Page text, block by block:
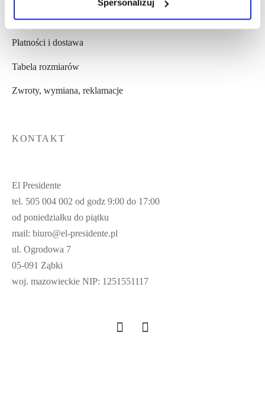
Spersonalizuj
Polityka prywatności
Płatności i dostawa
Tabela rozmiarów
Zwroty, wymiana, reklamacje
KONTAKT
El Presidente
tel. 505 004 002 od godz 9:00 do 17:00
od poniedziałku do piątku
mail: biuro@el-presidente.pl
ul. Ogrodowa 7
05-091 Ząbki
woj. mazowieckie NIP: 1251551117